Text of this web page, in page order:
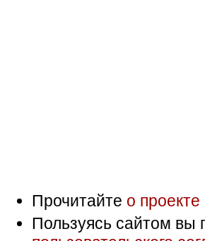
Прочитайте о проекте
Пользуясь сайтом вы